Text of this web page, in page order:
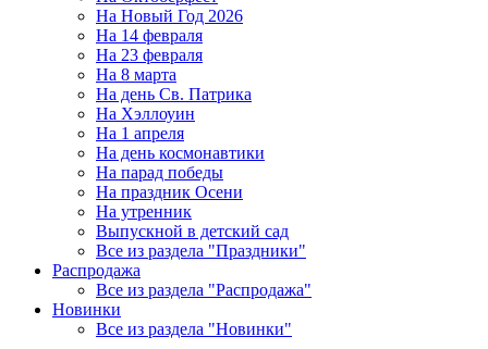
На Новый Год 2026
На 14 февраля
На 23 февраля
На 8 марта
На день Св. Патрика
На Хэллоуин
На 1 апреля
На день космонавтики
На парад победы
На праздник Осени
На утренник
Выпускной в детский сад
Все из раздела "Праздники"
Распродажа
Все из раздела "Распродажа"
Новинки
Все из раздела "Новинки"